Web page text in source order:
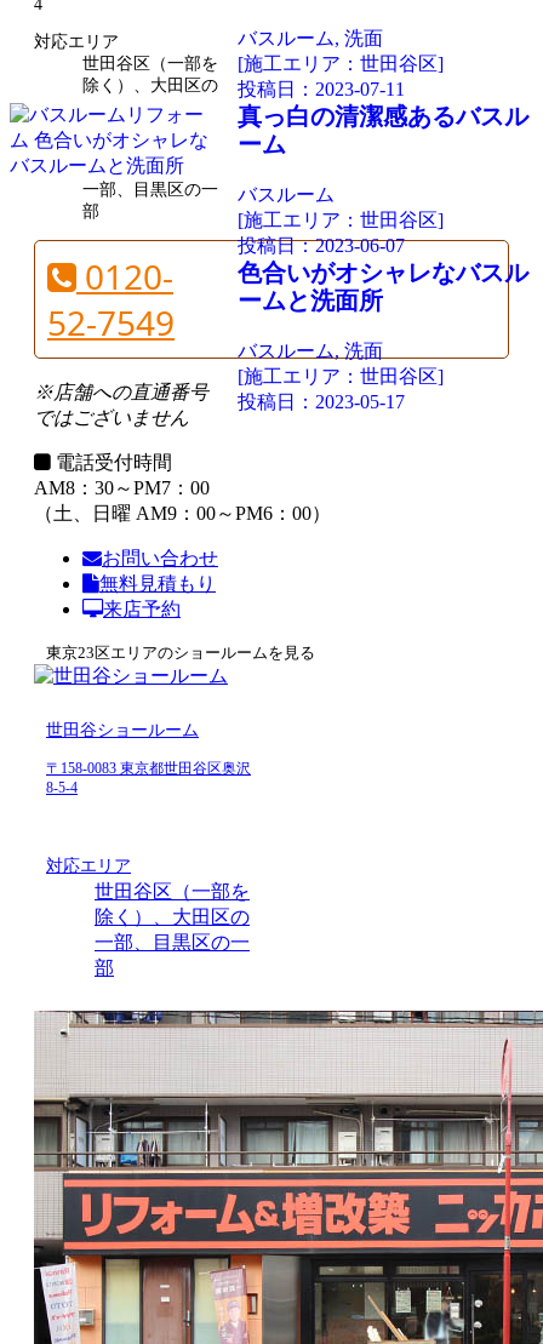
バスルーム, 洗面
[施工エリア：世田谷区]
投稿日： 2023-07-11
真っ白の清潔感あるバスル
ーム
バスルーム
[施工エリア：世田谷区]
投稿日：2023-06-07
色合いがオシャレなバスル
ームと洗面所
バスルーム, 洗面
[施工エリア：世田谷区]
投稿日： 2023-05-17
4
対応エリア
世田谷区（一部を
除く）、大田区の
一部、目黒区の一
部
0120-
52-7549
※店舗への直通番号
ではございません
電話受付時間
AM8：30～PM7：00
（土、日曜 AM9：00～PM6：00）
お問い合わせ
無料見積もり
来店予約
東京23区エリアのショールームを見る
世田谷ショールーム
〒158-0083 東京都世田谷区奥沢
8-5-4
対応エリア
世田谷区（一部を
除く）、大田区の
一部、目黒区の一
部